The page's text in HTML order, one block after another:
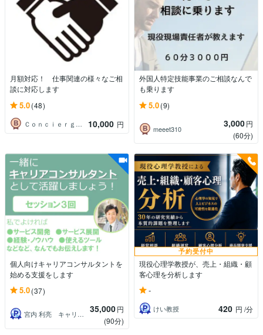
月額対応！ 仕事関連の様々なご相
談に対応します
5.0(48)
Ｃｏｎｃｉｅｒｇｅ．ＯＷＬ株式会社 10,000 円
外国人特定技能事業のご相談なんで
も乗ります
5.0(9)
meeet310 3,000円
(60分)
個人向けキャリアコンサルタントを
始める支援をします
5.0(37)
宮内 利亮 キャリアコンサルタント 35,000円
(90分)
予約受付中
現役心理学教授が、売上・組織・顧
客心理を分析します
-
けい教授 420 円 /分